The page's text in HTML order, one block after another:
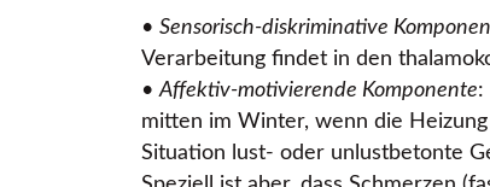
• Sensorisch-diskriminative
Verarbeitung findet in den
• Affektiv-motivierende Komponente:
mitten im Winter, wenn die
Situation lust- oder unlustbetonte